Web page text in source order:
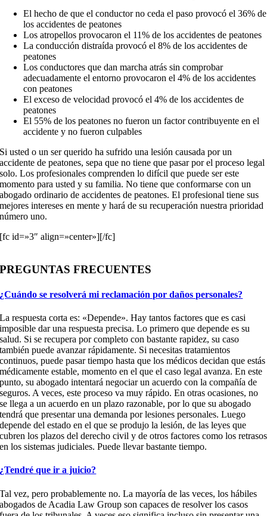
El hecho de que el conductor no ceda el paso provocó el 36% de
los accidentes de peatones
Los atropellos provocaron el 11% de los accidentes de peatones
La conducción distraída provocó el 8% de los accidentes de
peatones
Los conductores que dan marcha atrás sin comprobar
adecuadamente el entorno provocaron el 4% de los accidentes
con peatones
El exceso de velocidad provocó el 4% de los accidentes de
peatones
El 55% de los peatones no fueron un factor contribuyente en el
accidente y no fueron culpables
Si usted o un ser querido ha sufrido una lesión causada por un
accidente de peatones, sepa que no tiene que pasar por el proceso legal
solo. Los profesionales comprenden lo difícil que puede ser este
momento para usted y su familia. No tiene que conformarse con un
abogado ordinario de accidentes de peatones. El profesional tiene sus
mejores intereses en mente y hará de su recuperación nuestra prioridad
número uno.
[fc id=»3″ align=»center»][/fc]
PREGUNTAS FRECUENTES
¿Cuándo se resolverá mi reclamación por daños personales?
La respuesta corta es: «Depende». Hay tantos factores que es casi
imposible dar una respuesta precisa. Lo primero que depende es su
salud. Si se recupera por completo con bastante rapidez, su caso
también puede avanzar rápidamente. Si necesitas tratamientos
continuos, puede pasar tiempo hasta que los médicos decidan que estás
médicamente estable, momento en el que el caso legal avanza. En este
punto, su abogado intentará negociar un acuerdo con la compañía de
seguros. A veces, este proceso va muy rápido. En otras ocasiones, no
se llega a un acuerdo en un plazo razonable, por lo que su abogado
tendrá que presentar una demanda por lesiones personales. Luego
depende del estado en el que se produjo la lesión, de las leyes que
cubren los plazos del derecho civil y de otros factores como los retrasos
en los sistemas judiciales. Puede llevar bastante tiempo.
¿Tendré que ir a juicio?
Tal vez, pero probablemente no. La mayoría de las veces, los hábiles
abogados de Acadia Law Group son capaces de resolver los casos